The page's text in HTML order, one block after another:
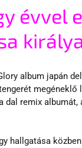
évvel
album japán
dal remix
hallgatása